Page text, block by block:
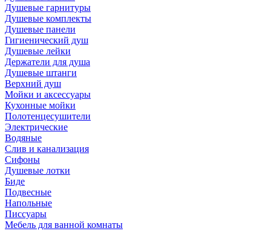
Душевые гарнитуры
Душевые комплекты
Душевые панели
Гигиенический душ
Душевые лейки
Держатели для душа
Душевые штанги
Верхний душ
Мойки и аксессуары
Кухонные мойки
Полотенцесушители
Электрические
Водяные
Слив и канализация
Сифоны
Душевые лотки
Биде
Подвесные
Напольные
Писсуары
Мебель для ванной комнаты